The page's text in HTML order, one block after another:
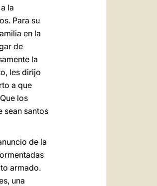
la
Para su
en la
de
la
les dirijo
a que
los
sean santos
de la
armado.
una